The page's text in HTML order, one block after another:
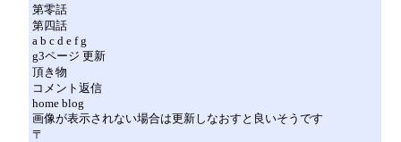
第零話
第四話
a b c d e f g
g3ページ 更新
頂き物
コメント返信
home blog
画像が表示されない場合は更新しなおすと良いそうです
〒